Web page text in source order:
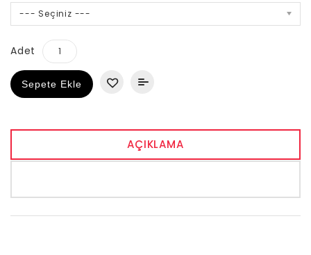
--- Seçiniz ---
Adet
Sepete Ekle
AÇIKLAMA